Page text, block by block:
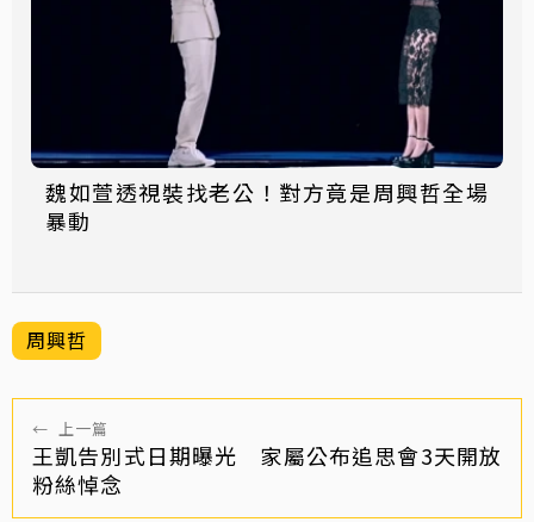
魏如萱透視裝找老公！對方竟是周興哲全場
暴動
周興哲
← 上一篇
王凱告別式日期曝光 家屬公布追思會3天開放
粉絲悼念